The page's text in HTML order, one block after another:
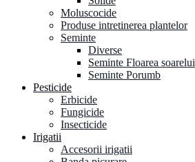
Moluscocide
Produse intretinerea plantelor
Seminte
Diverse
Seminte Floarea soarelui
Seminte Porumb
Pesticide
Erbicide
Fungicide
Insecticide
Irigatii
Accesorii irigatii